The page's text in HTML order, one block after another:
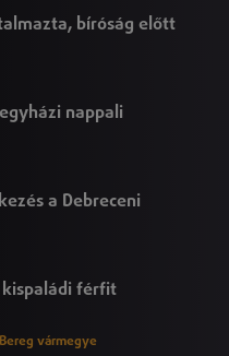
bíróság előtt
nappali
a Debreceni
kispaládi férfit
vármegye